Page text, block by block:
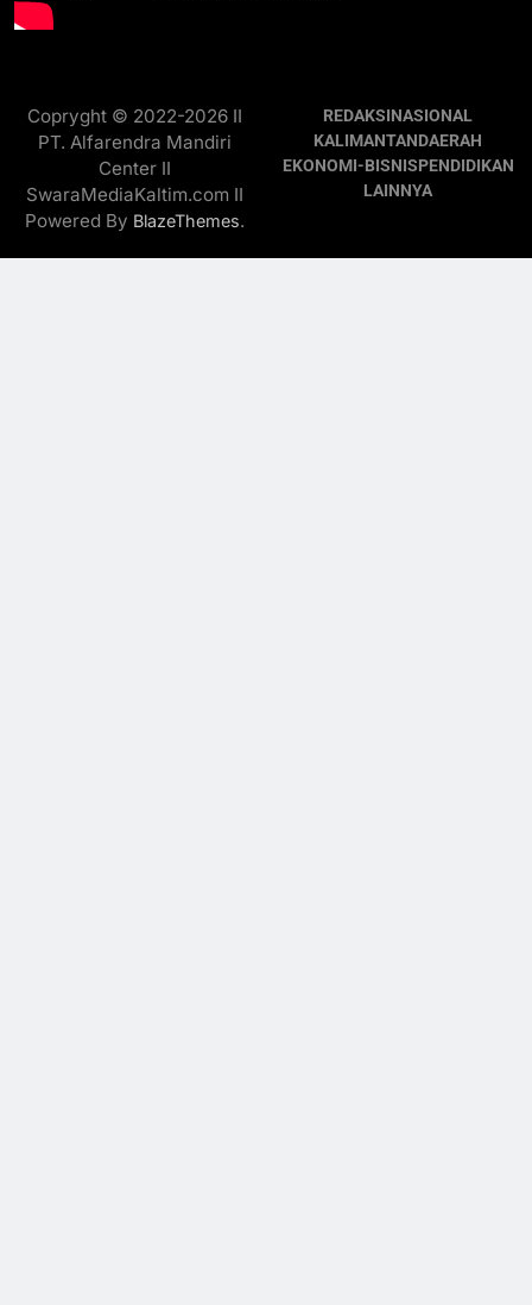
Copryght © 2022-2026 II
PT. Alfarendra Mandiri
Center II
SwaraMediaKaltim.com II
Powered By BlazeThemes.
REDAKSINASIONAL
KALIMANTANDAERAH
EKONOMI-BISNISPENDIDIKAN
LAINNYA